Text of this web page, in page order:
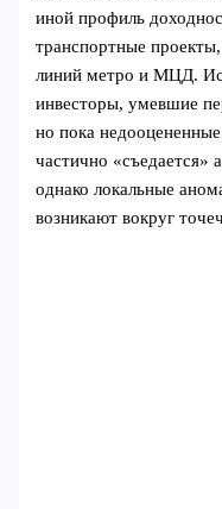
иной профиль
транспортные
линий метро и МЦД.
инвесторы, умевшие
но пока
частично «съедается»
однако локальные
возникают вокруг